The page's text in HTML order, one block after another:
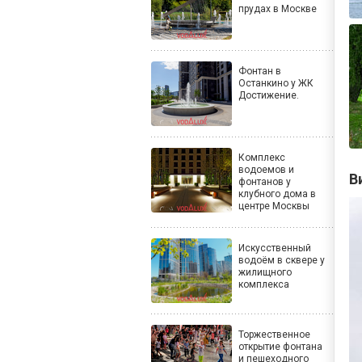
прудах в Москве
Фонтан в
Останкино у ЖК
Достижение.
Комплекс
водоемов и
фонтанов у
клубного дома в
центре Москвы
Искусственный
водоём в сквере у
жилищного
комплекса
Торжественное
открытие фонтана
и пешеходного